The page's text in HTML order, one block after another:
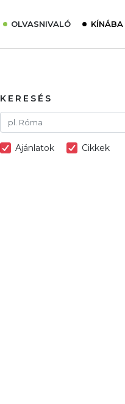
OLVASNIVALÓ
Interjú
Élménybeszámolók
KERESÉS
Ajánlatok Cikkek